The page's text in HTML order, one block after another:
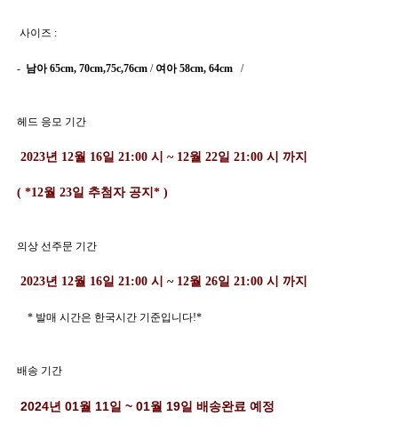
사이즈 :
- 남아 65cm, 70cm,75c,76cm / 여아 58cm, 64cm
  /
헤드 응모 기간
2023년 12월 16일 21:00 시 ~ 12월 22일 21:00 시 까지
( *12월 23일 추첨자 공지* )
의상 선주문 기간
2023년 12월 16일 21:00 시 ~ 12월 26일 21:00 시 까지
    * 발매 시간은 한국시간 기준입니다!*
배송 기간
2024년 01월 11일 ~ 01월 19일 배송완료 예정